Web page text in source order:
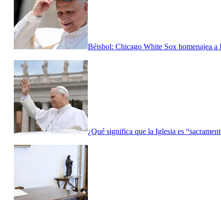
Béisbol: Chicago White Sox homenajea
¿Qué significa que la Iglesia es